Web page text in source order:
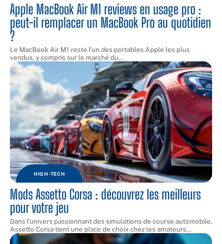
Apple MacBook Air M1 reviews en usage pro :
peut-il remplacer un MacBook Pro au quotidien
?
Le MacBook Air M1 reste l'un des portables Apple les plus
vendus, y compris sur le marché du…
HIGH-TECH
Mods Assetto Corsa : découvrez les meilleurs
pour votre jeu
Dans l'univers passionnant des simulations de course automobile,
Assetto Corsa tient une place de choix chez les amateurs…